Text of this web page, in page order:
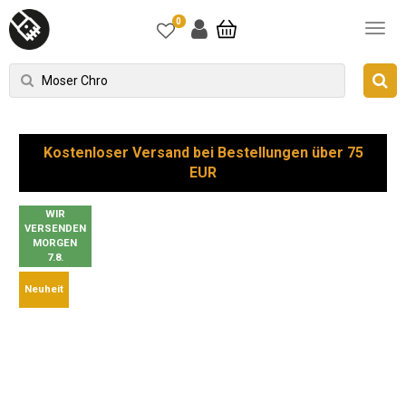
0
Kostenloser Versand bei Bestellungen über 75
EUR
WIR
VERSENDEN
MORGEN
7.8.
Neuheit